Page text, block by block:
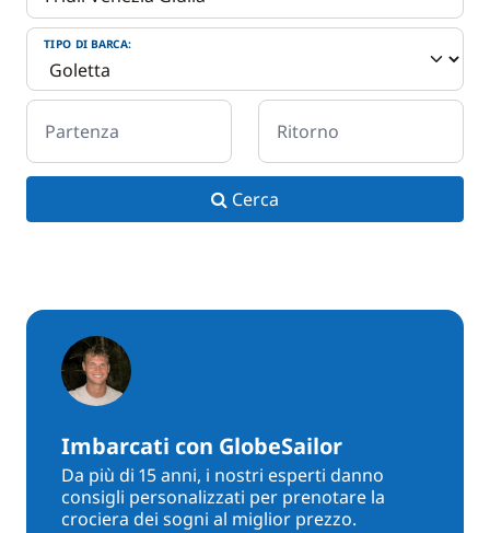
TIPO DI BARCA:
Partenza Ritorno
Cerca
Imbarcati con GlobeSailor
Da più di 15 anni, i nostri esperti danno
consigli personalizzati per prenotare la
crociera dei sogni al miglior prezzo.